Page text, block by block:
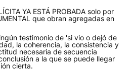
YA ESTÁ PROBADA solo por
que obran agregadas en
testimonio de 'si vio o dejó de
la coherencia, la consistencia y
necesaria de secuencia
a la que se puede llegar
cierta.